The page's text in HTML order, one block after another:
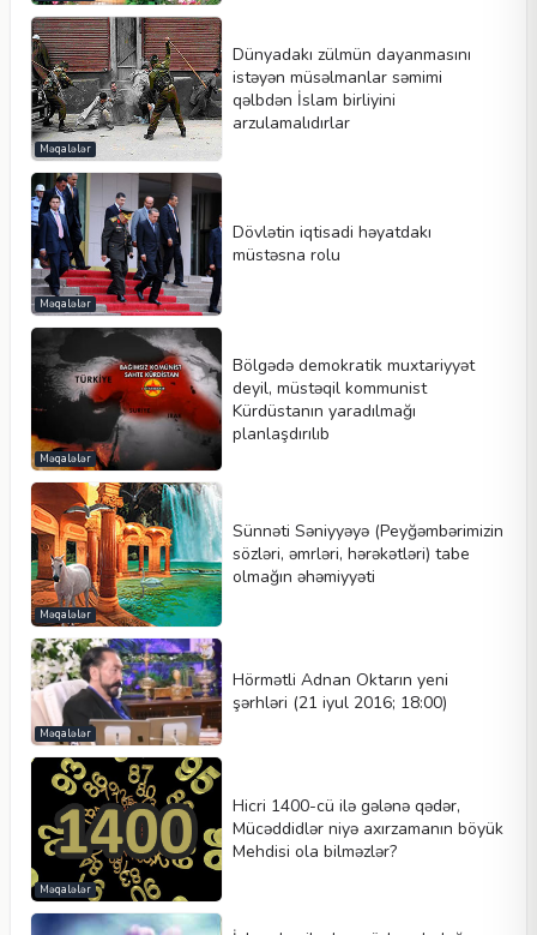
Məqalələr
Dünyadakı zülmün dayanmasını
istəyən müsəlmanlar səmimi
qəlbdən İslam birliyini
arzulamalıdırlar
Məqalələr
Dövlətin iqtisadi həyatdakı
müstəsna rolu
Məqalələr
Bölgədə demokratik muxtariyyət
deyil, müstəqil kommunist
Kürdüstanın yaradılmağı
planlaşdırılıb
Məqalələr
Sünnəti Səniyyəyə (Peyğəmbərimizin
sözləri, əmrləri, hərəkətləri) tabe
olmağın əhəmiyyəti
Məqalələr
Hörmətli Adnan Oktarın yeni
şərhləri (21 iyul 2016; 18:00)
Məqalələr
Hicri 1400-cü ilə gələnə qədər,
Mücəddidlər niyə axırzamanın böyük
Mehdisi ola bilməzlər?